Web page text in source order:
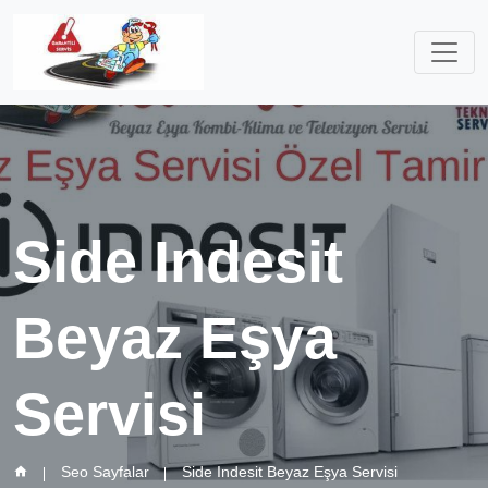
Side Indesit
Beyaz Eşya
Servisi
Seo Sayfalar Side Indesit Beyaz Eşya Servisi